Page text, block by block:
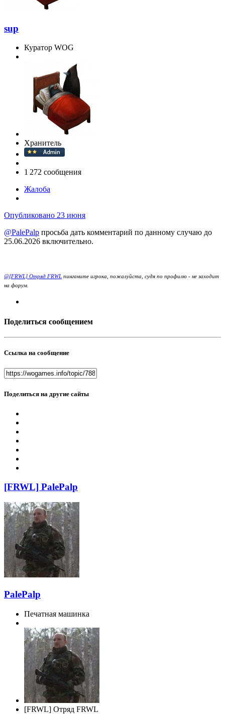
sup
Куратор WOG
Хранитель
1 272 сообщения
Жалоба
Опубликовано 23 июня
@PalePalp просьба дать комментарий по данному случаю до
25.06.2026 включительно.
@[FRWL] Отряд FRWL пинганите игрока, пожалуйста, судя по профилю - не заходит
на форум.
Поделиться сообщением
Ссылка на сообщение
Поделиться на другие сайты
[FRWL] PalePalp
PalePalp
Печатная машинка
[FRWL] Отряд FRWL